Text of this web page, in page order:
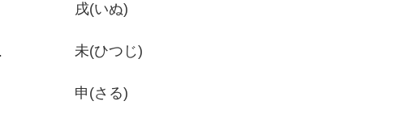
戌(いぬ)
未(ひつじ)
申(さる)